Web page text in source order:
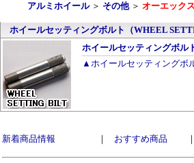
アルミホイール＞ その他＞ オーエック
ホイールセッティングボルト（WHEEL
ホイールセッティングボ
▲ホイールセッティングボ
新着商品情報 ｜ おすすめ商品 ｜